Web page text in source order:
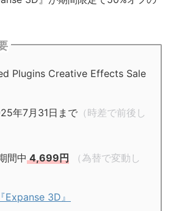
Plugins Creative Effects Sale
年7月31日まで （時差で前後し
間中4,699円
（為替で変動し
3D』